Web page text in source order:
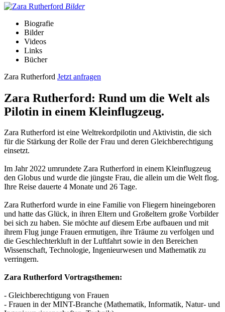
Bilder
Biografie
Bilder
Videos
Links
Bücher
Zara Rutherford Jetzt anfragen
Zara Rutherford: Rund um die Welt als
Pilotin in einem Kleinflugzeug.
Zara Rutherford ist eine Weltrekordpilotin und Aktivistin, die sich
für die Stärkung der Rolle der Frau und deren Gleichberechtigung
einsetzt.
Im Jahr 2022 umrundete Zara Rutherford in einem Kleinflugzeug
den Globus und wurde die jüngste Frau, die allein um die Welt flog.
Ihre Reise dauerte 4 Monate und 26 Tage.
Zara Rutherford wurde in eine Familie von Fliegern hineingeboren
und hatte das Glück, in ihren Eltern und Großeltern große Vorbilder
bei sich zu haben. Sie möchte auf diesem Erbe aufbauen und mit
ihrem Flug junge Frauen ermutigen, ihre Träume zu verfolgen und
die Geschlechterkluft in der Luftfahrt sowie in den Bereichen
Wissenschaft, Technologie, Ingenieurwesen und Mathematik zu
verringern.
Zara Rutherford Vortragsthemen:
- Gleichberechtigung von Frauen
- Frauen in der MINT-Branche (Mathematik, Informatik, Natur- und